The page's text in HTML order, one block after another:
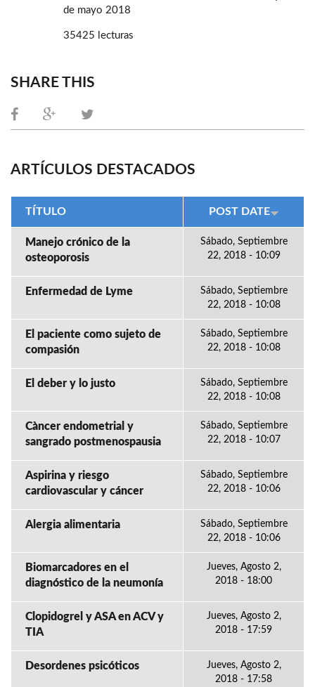
de mayo 2018
35425 lecturas
SHARE THIS
ARTÍCULOS DESTACADOS
TÍTULO POST DATE
Manejo crónico de la
osteoporosis
Sábado, Septiembre
22, 2018 - 10:09
Enfermedad de Lyme
Sábado, Septiembre
22, 2018 - 10:08
El paciente como sujeto de
compasión
Sábado, Septiembre
22, 2018 - 10:08
El deber y lo justo
Sábado, Septiembre
22, 2018 - 10:08
Càncer endometrial y
sangrado postmenospausia
Sábado, Septiembre
22, 2018 - 10:07
Aspirina y riesgo
cardiovascular y cáncer
Sábado, Septiembre
22, 2018 - 10:06
Alergia alimentaria
Sábado, Septiembre
22, 2018 - 10:06
Biomarcadores en el
diagnóstico de la neumonía
Jueves, Agosto 2,
2018 - 18:00
Clopidogrel y ASA en ACV y
TIA
Jueves, Agosto 2,
2018 - 17:59
Desordenes psicóticos
Jueves, Agosto 2,
2018 - 17:58